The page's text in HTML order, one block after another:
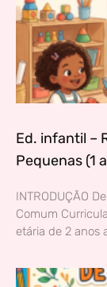
Ed. infantil –
Pequenas (1
INTRODUÇÃO
Comum
etária de 2 anos